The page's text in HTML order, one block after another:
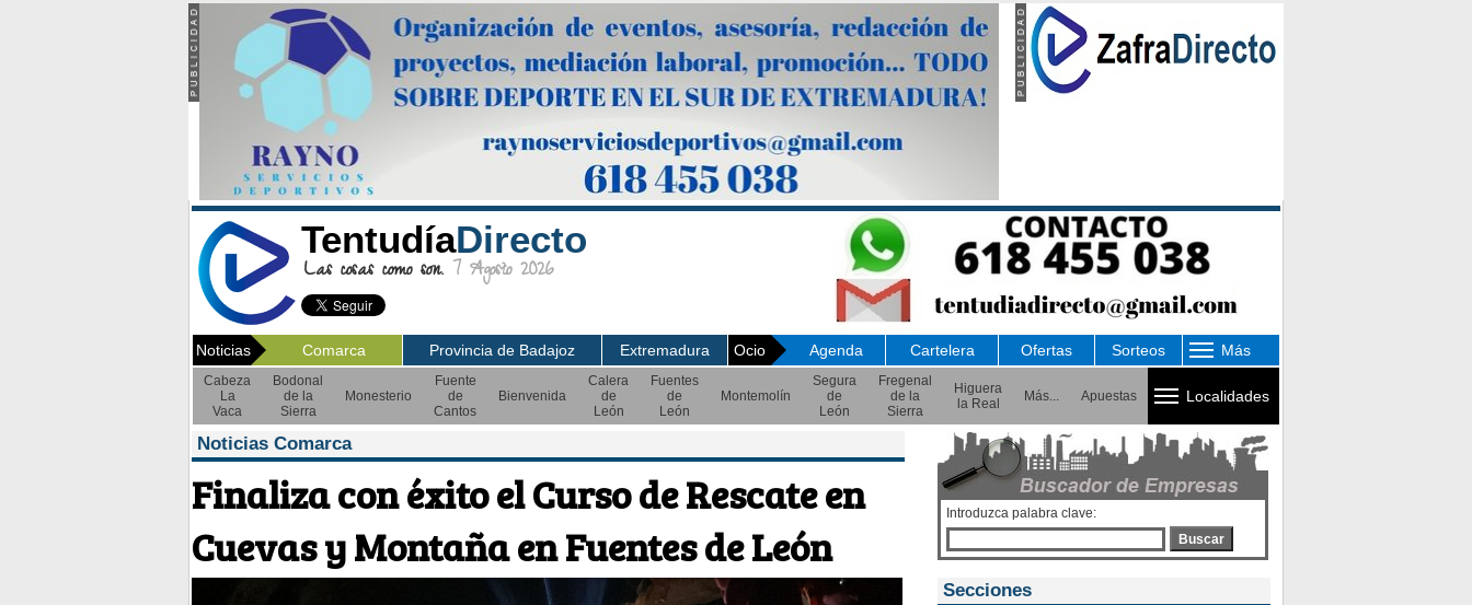
TentudíaDirecto
Las cosas como son. 7 Agosto 2026
Noticias Comarca Provincia de Badajoz Extremadura Ocio Agenda Cartelera Ofertas Sorteos Más
Cabeza
La
Vaca
Bodonal
de la
Sierra
Monesterio
Fuente
de
Cantos
Bienvenida
Calera
de
León
Fuentes
de
León
Montemolín
Segura
de
León
Fregenal
de la
Sierra
Higuera
la Real
Más... Apuestas Localidades
Noticias Comarca
Finaliza con éxito el Curso de Rescate en
Cuevas y Montaña en Fuentes de León
Introduzca palabra clave:
Buscar
Secciones